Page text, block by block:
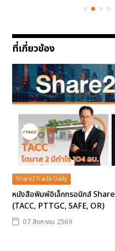
ที่เกี่ยวข้อง
Share2Trade Daily
หนังสือพิมพ์อิเล็กทรอนิกส์
(TACC, PTTGC, SAFE, OR)
07 สิงหาคม 2569